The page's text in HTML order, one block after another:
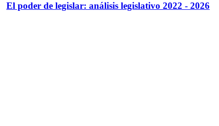
El poder de legislar: análisis legislativo 2022 - 2026